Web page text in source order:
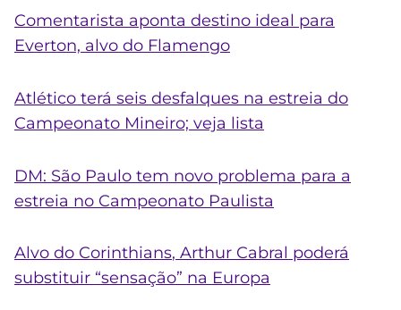
Comentarista aponta destino ideal para
Everton, alvo do Flamengo
Atlético terá seis desfalques na estreia do
Campeonato Mineiro; veja lista
DM: São Paulo tem novo problema para a
estreia no Campeonato Paulista
Alvo do Corinthians, Arthur Cabral poderá
substituir “sensação” na Europa